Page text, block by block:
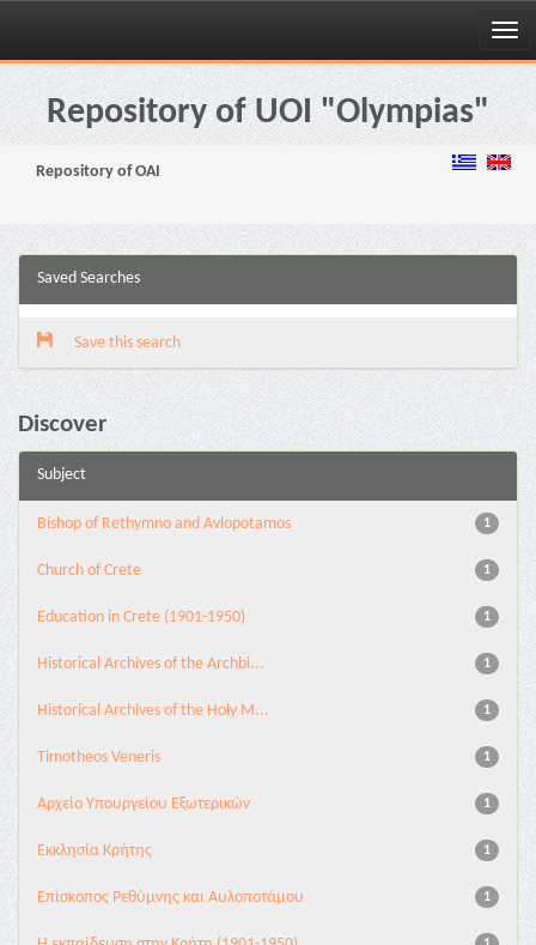
Skip
navigationRepository of UOI "Olympias"
Repository of OAI
Saved Searches
Save this search
Discover
Subject
1
Bishop of Rethymno and Avlopotamos
1
Church of Crete
1
Education in Crete (1901-1950)
1
Historical Archives of the Archbi...
1
Historical Archives of the Holy M...
1
Timotheos Veneris
1
Αρχείο Υπουργείου Εξωτερικών
1
Εκκλησία Κρήτης
1
Επίσκοπος Ρεθύμνης και Αυλοποτάμου